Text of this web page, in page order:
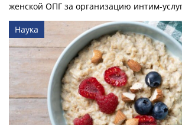
женской ОПГ за организацию интим-
Наука